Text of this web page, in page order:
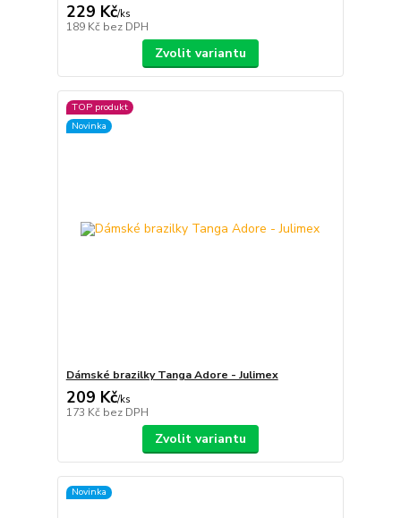
229 Kč/ks
189 Kč bez DPH
Zvolit variantu
TOP produkt
Novinka
Dámské brazilky Tanga Adore - Julimex
209 Kč/ks
173 Kč bez DPH
Zvolit variantu
Novinka